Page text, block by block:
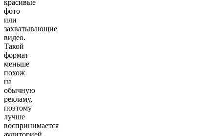
красивые
фото
или
захватывающие
видео.
Такой
формат
меньше
похож
на
обычную
рекламу,
поэтому
лучше
воспринимается